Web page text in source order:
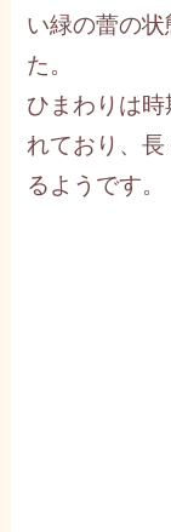
い緑の蕾の
た。
ひまわりは
れており、
るようです。